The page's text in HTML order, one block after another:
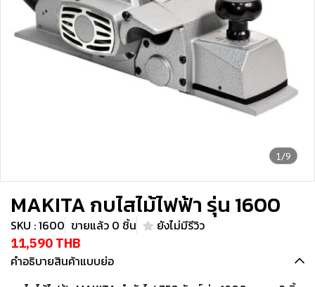
1/9
MAKITA กบไสไม้ไฟฟ้า รุ่น 1600
SKU : 1600 ขายแล้ว 0 ชิ้น ยังไม่มีรีวิว
11,590 THB
คำอธิบายสินค้าแบบย่อ